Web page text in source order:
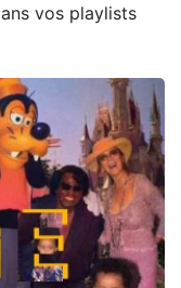
vos playlists